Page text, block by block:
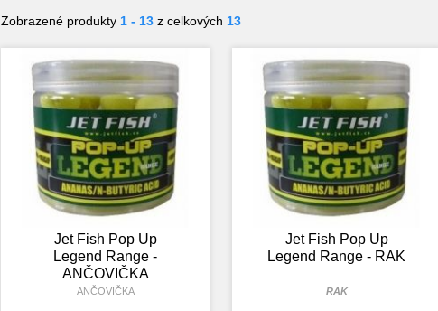
Zobrazené produkty 1 - 13 z celkových 13
Jet Fish Pop Up
Legend Range -
ANČOVIČKA
ANČOVIČKA
Jet Fish Pop Up
Legend Range - RAK
RAK